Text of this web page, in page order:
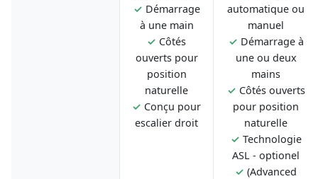
✓ Démarrage
à une main
✓ Côtés
ouverts pour
position
naturelle
✓ Conçu pour
escalier droit
automatique ou
manuel
✓ Démarrage à
une ou deux
mains
✓ Côtés ouverts
pour position
naturelle
✓ Technologie
ASL - optionel
✓ (Advanced